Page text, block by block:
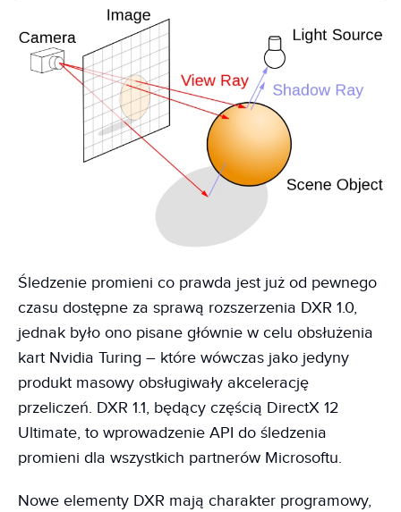
Śledzenie promieni co prawda jest już od pewnego
czasu dostępne za sprawą rozszerzenia DXR 1.0,
jednak było ono pisane głównie w celu obsłużenia
kart Nvidia Turing – które wówczas jako jedyny
produkt masowy obsługiwały akcelerację
przeliczeń. DXR 1.1, będący częścią DirectX 12
Ultimate, to wprowadzenie API do śledzenia
promieni dla wszystkich partnerów Microsoftu.
Nowe elementy DXR mają charakter programowy,